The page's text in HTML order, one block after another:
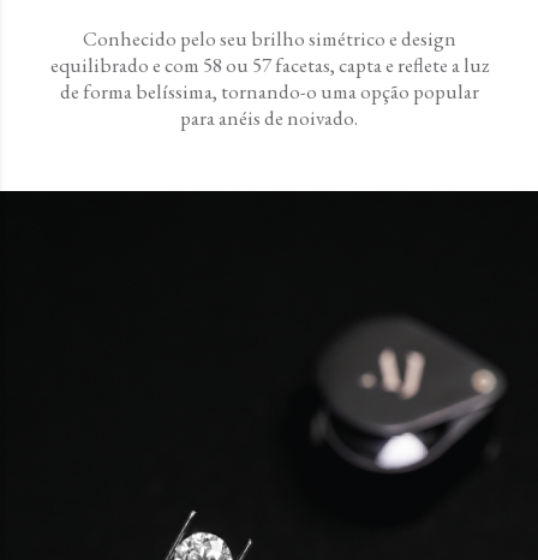
Conhecido pelo seu brilho simétrico e design
equilibrado e com 58 ou 57 facetas, capta e reflete a luz
de forma belíssima, tornando-o uma opção popular
para anéis de noivado.